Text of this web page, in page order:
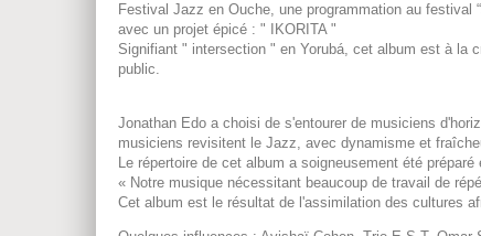
Festival Jazz en Ouche, une programmation au
avec un projet épicé : " IKORITA "
Signifiant " intersection " en Yorubá, cet album est à
public.
Jonathan Edo a choisi de s'entourer de musiciens
musiciens revisitent le Jazz, avec dynamisme et
Le répertoire de cet album a soigneusement été
« Notre musique nécessitant beaucoup de travail de
Cet album est le résultat de l'assimilation des cultures